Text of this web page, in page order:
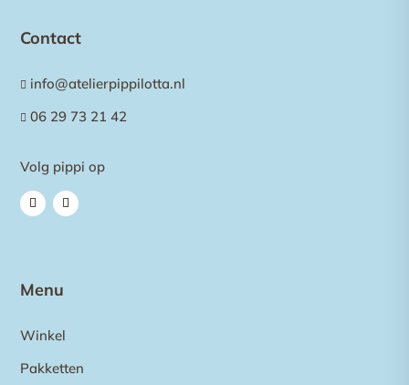
Contact
 info@atelierpippilotta.nl
 06 29 73 21 42
Volg pippi op
Menu
Winkel
Pakketten